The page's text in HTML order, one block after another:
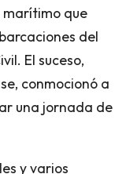
marítimo que
del
El suceso,
conmocionó a
una jornada de
y varios